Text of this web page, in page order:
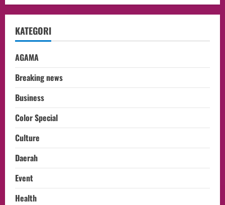
KATEGORI
AGAMA
Breaking news
Business
Color Special
Culture
Daerah
Event
Health